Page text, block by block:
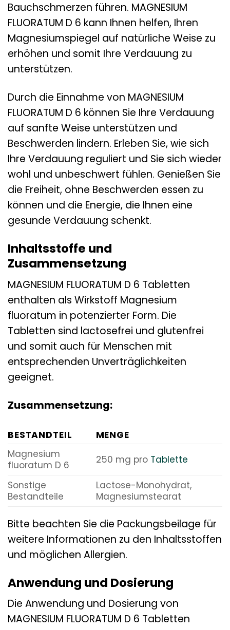
Bauchschmerzen führen. MAGNESIUM
FLUORATUM D 6 kann Ihnen helfen, Ihren
Magnesiumspiegel auf natürliche Weise zu
erhöhen und somit Ihre Verdauung zu
unterstützen.
Durch die Einnahme von MAGNESIUM
FLUORATUM D 6 können Sie Ihre Verdauung
auf sanfte Weise unterstützen und
Beschwerden lindern. Erleben Sie, wie sich
Ihre Verdauung reguliert und Sie sich wieder
wohl und unbeschwert fühlen. Genießen Sie
die Freiheit, ohne Beschwerden essen zu
können und die Energie, die Ihnen eine
gesunde Verdauung schenkt.
Inhaltsstoffe und
Zusammensetzung
MAGNESIUM FLUORATUM D 6 Tabletten
enthalten als Wirkstoff Magnesium
fluoratum in potenzierter Form. Die
Tabletten sind lactosefrei und glutenfrei
und somit auch für Menschen mit
entsprechenden Unverträglichkeiten
geeignet.
Zusammensetzung:
BESTANDTEIL
MENGE
Magnesium
fluoratum D 6
250 mg pro Tablette
Sonstige
Bestandteile
Lactose-Monohydrat,
Magnesiumstearat
Bitte beachten Sie die Packungsbeilage für
weitere Informationen zu den Inhaltsstoffen
und möglichen Allergien.
Anwendung und Dosierung
Die Anwendung und Dosierung von
MAGNESIUM FLUORATUM D 6 Tabletten